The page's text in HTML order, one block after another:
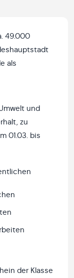
49.000
als
und
zu
01.03. bis
der Klasse